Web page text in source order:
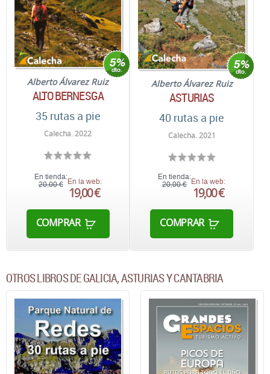
Alberto Álvarez Ruiz
ALTO BERNESGA
35 rutas a pie
Calecha. 2022
En tienda:
20,00 € En la web:
19,00 €
COMPRAR
Alberto Álvarez Ruiz
ASTURIAS
40 rutas a pie
Calecha. 2021
En tienda:
20,00 €
En la web:
19,00 €
COMPRAR
OTROS LIBROS DE GALICIA, ASTURIAS Y CANTABRIA